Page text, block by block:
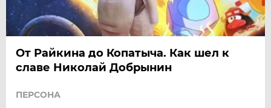
От Райкина до Копатыча. Как шел к
славе Николай Добрынин
ПЕРСОНА